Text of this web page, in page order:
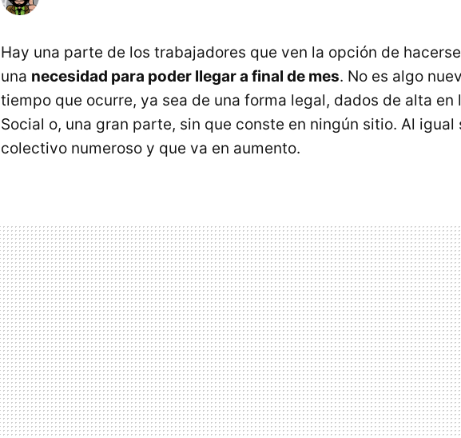
Hay una parte de los trabajadores que ven la opción de
una necesidad para poder llegar a final de mes. No es algo
tiempo que ocurre, ya sea de una forma legal, dados de alta en
Social o, una gran parte, sin que conste en ningún sitio. Al igual
colectivo numeroso y que va en aumento.